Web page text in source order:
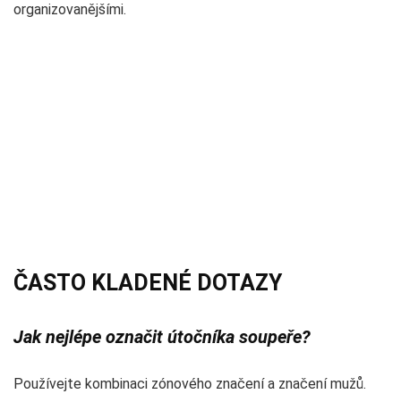
organizovanějšími.
ČASTO KLADENÉ DOTAZY
Jak nejlépe označit útočníka soupeře?
Používejte kombinaci zónového značení a značení mužů.